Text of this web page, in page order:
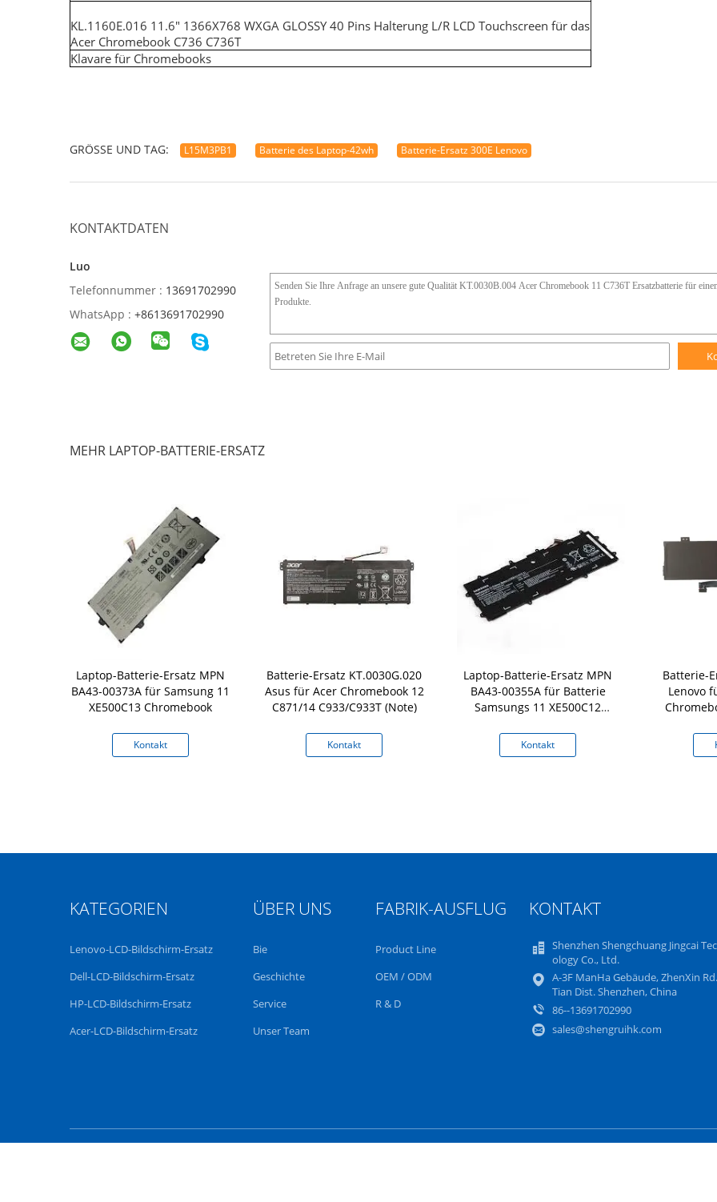
KL.1160E.016 11.6" 1366X768 WXGA GLOSSY 40 Pins Halterung L/R LCD Touchscreen für das
Acer Chromebook C736 C736T
Klavare für Chromebooks
GRÖSSE UND TAG: L15M3PB1 Batterie des Laptop-42wh Batterie-Ersatz 300E Lenovo
KONTAKTDATEN
Luo
Telefonnummer : 13691702990
WhatsApp : +8613691702990
MEHR LAPTOP-BATTERIE-ERSATZ
Laptop-Batterie-Ersatz MPN
BA43-00373A für Samsung 11
XE500C13 Chromebook
Kontakt
Batterie-Ersatz KT.0030G.020
Asus für Acer Chromebook 12
C871/14 C933/C933T (Note)
Kontakt
Laptop-Batterie-Ersatz MPN
BA43-00355A für Batterie
Samsungs 11 XE500C12
Kontakt
Batterie-
Lenovo
KATEGORIEN
Lenovo-LCD-Bildschirm-Ersatz
Dell-LCD-Bildschirm-Ersatz
HP-LCD-Bildschirm-Ersatz
Acer-LCD-Bildschirm-Ersatz
ÜBER UNS
Bie
Geschichte
Service
Unser Team
FABRIK-AUSFLUG
Product Line
OEM / ODM
R & D
KONTAKT
Shenzhen Shengchuang Jingcai
ology Co., Ltd.
A-3F ManHa Gebäude, ZhenXin
Tian Dist. Shenzhen, China
86--13691702990
sales@shengruihk.com